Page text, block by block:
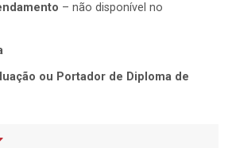
– não disponível no
ou Portador de Diploma de